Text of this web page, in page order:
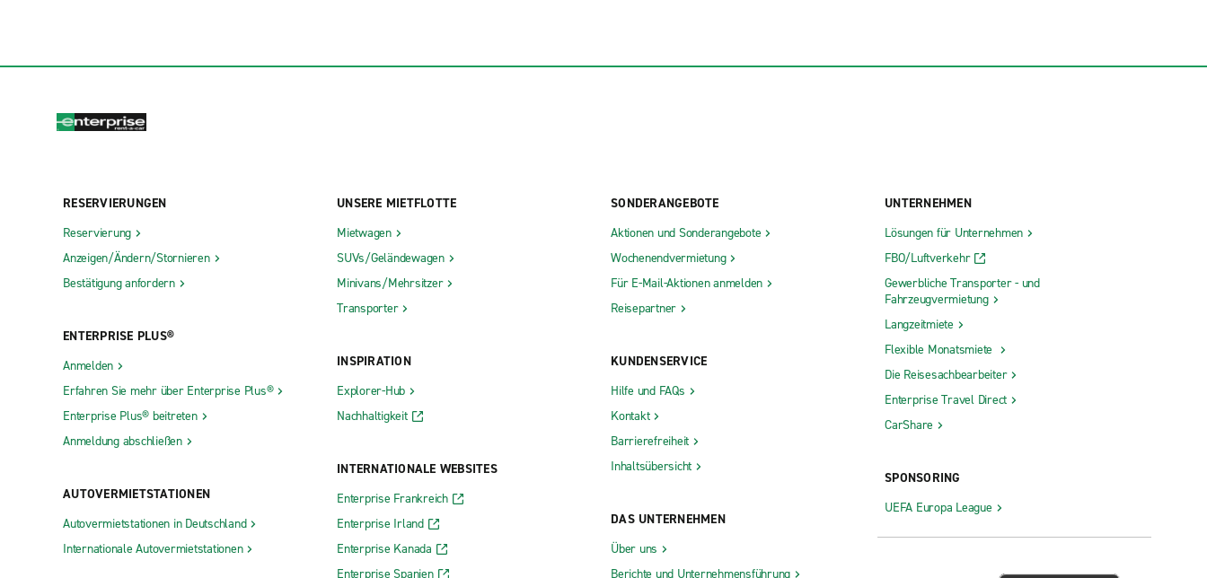
RESERVIERUNGEN
Reservierung
Anzeigen/Ändern/Stornieren
Bestätigung anfordern
ENTERPRISE PLUS®
Anmelden
Erfahren Sie mehr über Enterprise Plus®
Enterprise Plus® beitreten
Anmeldung abschließen
AUTOVERMIETSTATIONEN
Autovermietstationen in Deutschland
Internationale Autovermietstationen
UNSERE MIETFLOTTE
Mietwagen
SUVs/Geländewagen
Minivans/Mehrsitzer
Transporter
INSPIRATION
Explorer-Hub
Nachhaltigkeit
INTERNATIONALE WEBSITES
Enterprise Frankreich
Enterprise Irland
Enterprise Kanada
Enterprise Spanien
SONDERANGEBOTE
Aktionen und Sonderangebote
Wochenendvermietung
Für E-Mail-Aktionen anmelden
Reisepartner
KUNDENSERVICE
Hilfe und FAQs
Kontakt
Barrierefreiheit
Inhaltsübersicht
DAS UNTERNEHMEN
Über uns
Berichte und Unternehmensführung
UNTERNEHMEN
Lösungen für Unternehmen
FBO/Luftverkehr
Gewerbliche Transporter - und
Fahrzeugvermietung
Langzeitmiete
Flexible Monatsmiete
Die Reisesachbearbeiter
Enterprise Travel Direct
CarShare
SPONSORING
UEFA Europa League